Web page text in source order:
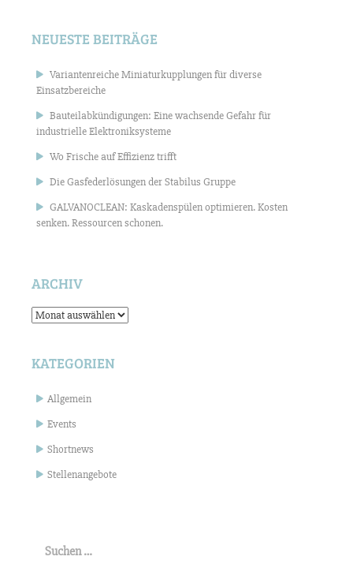
NEUESTE BEITRÄGE
Variantenreiche Miniaturkupplungen für diverse
Einsatzbereiche
Bauteilabkündigungen: Eine wachsende Gefahr für
industrielle Elektroniksysteme
Wo Frische auf Effizienz trifft
Die Gasfederlösungen der Stabilus Gruppe
GALVANOCLEAN: Kaskadenspülen optimieren. Kosten
senken. Ressourcen schonen.
ARCHIV
Archiv
KATEGORIEN
Allgemein
Events
Shortnews
Stellenangebote
nach: